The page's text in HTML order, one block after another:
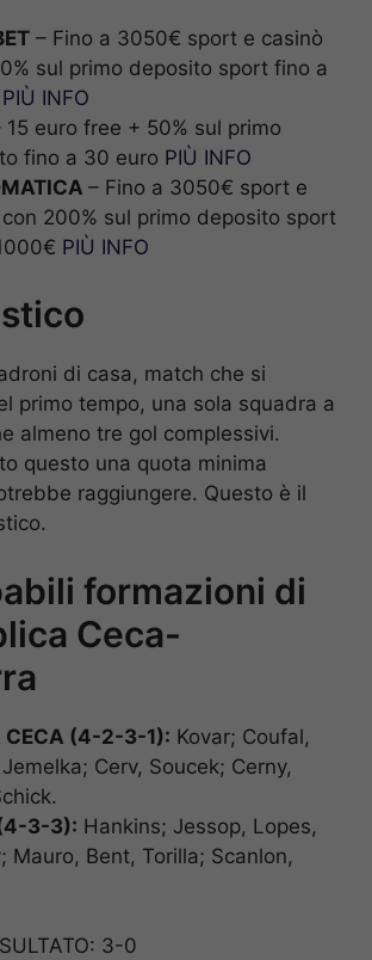
– Fino a 3050€ sport e casinò
sul primo deposito sport fino a
PIÙ INFO
15 euro free + 50% sul primo
fino a 30 euro PIÙ INFO
– Fino a 3050€ sport e
200% sul primo deposito sport
PIÙ INFO
di casa, match che si
primo tempo, una sola squadra a
almeno tre gol complessivi.
questo una quota minima
raggiungere. Questo è il
formazioni di
Ceca-
CECA (4-2-3-1): Kovar; Coufal,
Cerv, Soucek; Cerny,
(4-3-3): Hankins; Jessop, Lopes,
Mauro, Bent, Torilla; Scanlon,
3-0